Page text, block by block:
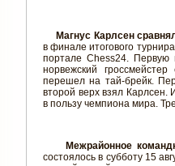
Магнус Карлсен
в финале итогового
портале Chess24. Первую
норвежский
перешел на тай-брейк.
второй верх взял
в пользу чемпиона мира.
Межрайонное
состоялось в субботу 15